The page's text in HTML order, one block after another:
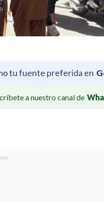
tu fuente preferida en
a nuestro canal de